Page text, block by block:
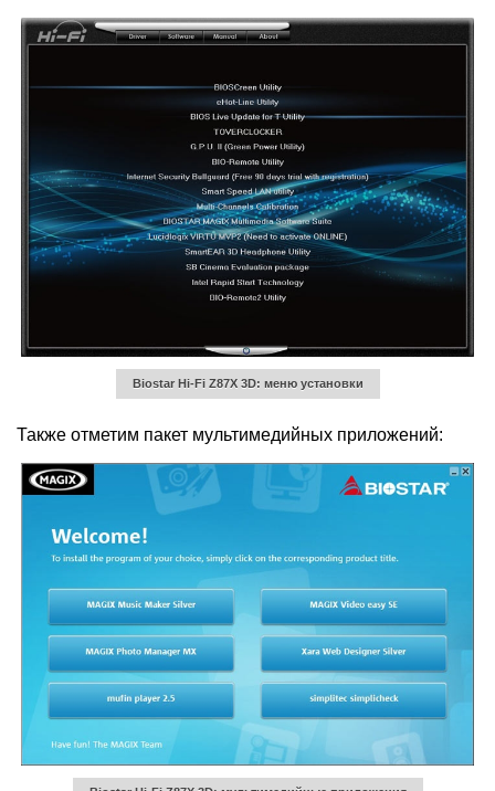
Biostar Hi-Fi Z87X 3D: меню установки
Также отметим пакет мультимедийных приложений: